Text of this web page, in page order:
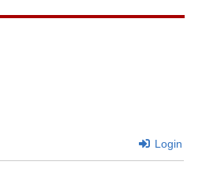
Login